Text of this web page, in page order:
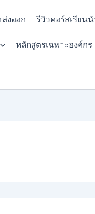
งออก รีวิวคอร์สเรียน
หลักสูตรเฉพาะองค์ก